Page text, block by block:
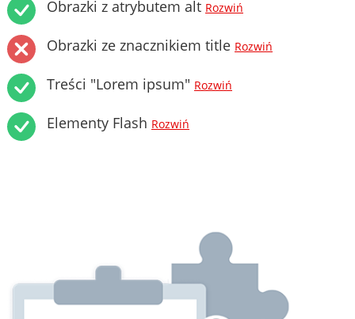
Obrazki z atrybutem alt Rozwiń
Obrazki ze znacznikiem title Rozwiń
Treści "Lorem ipsum" Rozwiń
Elementy Flash Rozwiń